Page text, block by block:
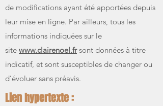
de modifications ayant été apportées depuis
leur mise en ligne. Par ailleurs, tous les
informations indiquées sur le
site www.clairenoel.frsont données à titre
indicatif, et sont susceptibles de changer ou
d’évoluer sans préavis.
Lien hypertexte :